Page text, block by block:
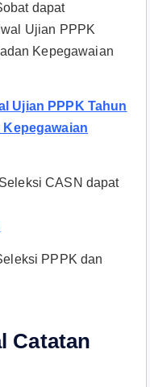
dapat
Ujian PPPK
Kepegawaian
Ujian PPPK Tahun
Kepegawaian
CASN dapat
PPPK dan
Catatan